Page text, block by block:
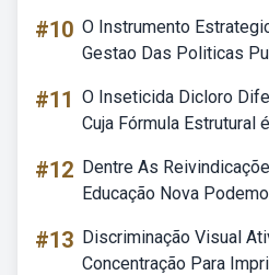
#10 O Instrumento
Gestao Das Politicas
#11 O Inseticida Dicloro
Cuja Fórmula Estrutural é
#12 Dentre As
Educação Nova
#13 Discriminação Visual
Concentração Para